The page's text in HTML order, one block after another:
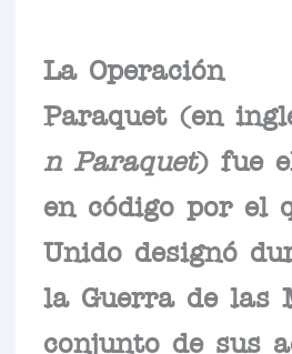
La Operación
Paraquet (en
n Paraquet) fue
en código por el
Unido designó
la Guerra de las
conjunto de sus